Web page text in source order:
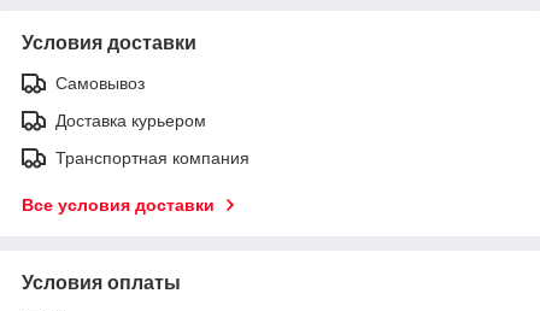
Условия доставки
Самовывоз
Доставка курьером
Транспортная компания
Все условия доставки
Условия оплаты